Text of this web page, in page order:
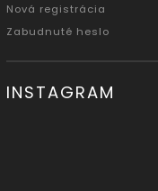
Nová registrácia
Zabudnuté heslo
INSTAGRAM